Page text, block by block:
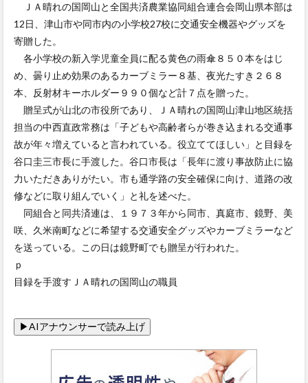
ＪＡ晴れの国岡山と全国共済農業協同組合連合会岡山県本部は
12日、津山市や同市内の小学校27校に交通安全機器やグッズを
寄贈した。
各小学校の新入学児童全員に配る黄色の雨傘８５０本をはじ
め、曇り止め効果のあるカーブミラー８基、夜光たすき２６８
本、反射材キーホルダー９９０個など計７点を贈った。
贈呈式が山北の市役所であり、ＪＡ晴れの国岡山津山地区統括
担当の中西直政常務は「子どもや高齢者らが巻き込まれる交通事
故が年々増えていると言われている。役立ててほしい」と目録を
谷口圭三市長に手渡した。谷口市長は「長年に渡り事故防止に協
力いただきありがたい。市も通学路の安全確保に向け、道路の改
修などに取り組んでいく」と礼を述べた。
同組合と同共済連は、１９７３年から同市、真庭市、鏡野、美
咲、久米南町などに希望する交通安全グッズやカーブミラーなど
を送っている。この日は鏡野町でも贈呈が行われた。
ｐ
目録を手渡すＪＡ晴れの国岡山の職員